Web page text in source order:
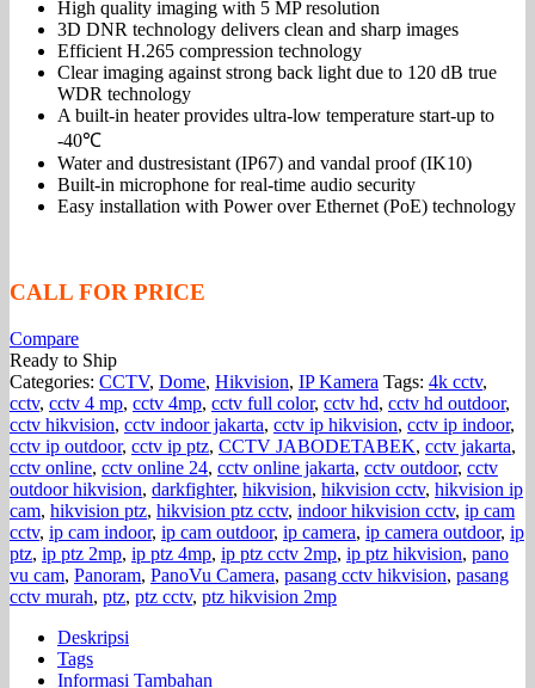
High quality imaging with 5 MP resolution
3D DNR technology delivers clean and sharp images
Efficient H.265 compression technology
Clear imaging against strong back light due to 120 dB true
WDR technology
A built-in heater provides ultra-low temperature start-up to
-40℃
Water and dustresistant (IP67) and vandal proof (IK10)
Built-in microphone for real-time audio security
Easy installation with Power over Ethernet (PoE) technology
CALL FOR PRICE
Compare
Ready to Ship
Categories: CCTV, Dome, Hikvision, IP Kamera Tags: 4k cctv,
cctv, cctv 4 mp, cctv 4mp, cctv full color, cctv hd, cctv hd outdoor,
cctv hikvision, cctv indoor jakarta, cctv ip hikvision, cctv ip indoor,
cctv ip outdoor, cctv ip ptz, CCTV JABODETABEK, cctv jakarta,
cctv online, cctv online 24, cctv online jakarta, cctv outdoor, cctv
outdoor hikvision, darkfighter, hikvision, hikvision cctv, hikvision ip
cam, hikvision ptz, hikvision ptz cctv, indoor hikvision cctv, ip cam
cctv, ip cam indoor, ip cam outdoor, ip camera, ip camera outdoor, ip
ptz, ip ptz 2mp, ip ptz 4mp, ip ptz cctv 2mp, ip ptz hikvision, pano
vu cam, Panoram, PanoVu Camera, pasang cctv hikvision, pasang
cctv murah, ptz, ptz cctv, ptz hikvision 2mp
Deskripsi
Tags
Informasi Tambahan